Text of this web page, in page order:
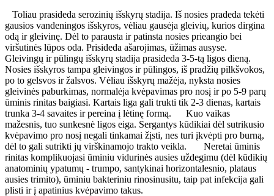
Toliau prasideda serozinių išskyrų stadija. Iš nosies pradeda tekėti
gausios vandeningos išskyros, vėliau gausėja gleivių, kurios dirgina
odą ir gleivinę. Dėl to parausta ir patinsta nosies prieangio bei
viršutinės lūpos oda. Prisideda ašarojimas, ūžimas ausyse.
Gleivingų ir pūlingų išskyrų stadija prasideda 3-5-tą ligos dieną.
Nosies išskyros tampa gleivingos ir pūlingos, iš pradžių pilkšvokos,
po to gelsvos ir žalsvos. Vėliau išskyrų mažėja, nyksta nosies
gleivinės paburkimas, normalėja kvėpavimas pro nosį ir po 5-9 parų
ūminis rinitas baigiasi. Kartais liga gali trukti tik 2-3 dienas, kartais
trunka 3-4 savaites ir pereina į lėtinę formą.
Kuo vaikas
mažesnis, tuo sunkesnė ligos eiga. Sergantys kūdikiai dėl sutrikusio
kvėpavimo pro nosį negali tinkamai žįsti, nes turi įkvėpti pro burną,
dėl to gali sutrikti jų virškinamojo trakto veikla.
Neretai ūminis
rinitas komplikuojasi ūminiu vidurinės ausies uždegimu (dėl kūdikių
anatominių ypatumų - trumpo, santykinai horizontalesnio, plataus
ausies trimito), ūminiu bakteriniu rinosinusitu, taip pat infekcija gali
plisti ir į apatinius kvėpavimo takus.